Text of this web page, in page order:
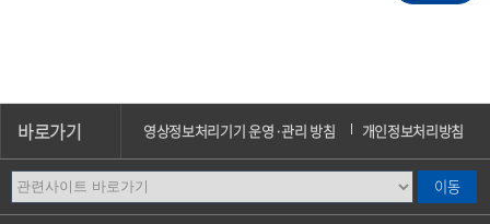
바로가기 영상정보처리기기 운영·관리 방침 개인정보처리방침
이메일무단수집거부 캠퍼스안내